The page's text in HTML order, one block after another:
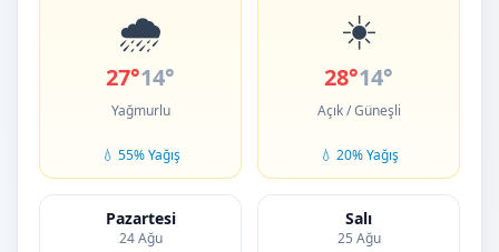
🌧️
27°14°
Yağmurlu
💧 55% Yağış
☀️
28°14°
Açık / Güneşli
💧 20% Yağış
Pazartesi
24 Ağu
Salı
25 Ağu